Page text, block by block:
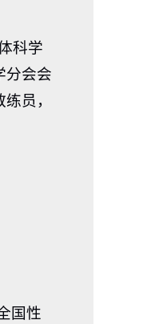
科学
分会会
员，
国性